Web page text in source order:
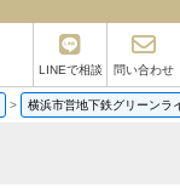
LINEで相談 問い合わせ
> 横浜市営地下鉄グリーンラ